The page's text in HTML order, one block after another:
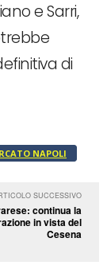
e Sarri,
di
NAPOLI
SUCCESSIVO
continua la
in vista del
Cesena